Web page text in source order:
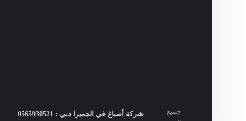
جميع
شركة أصباغ في الجميرا دبي : 0565930521